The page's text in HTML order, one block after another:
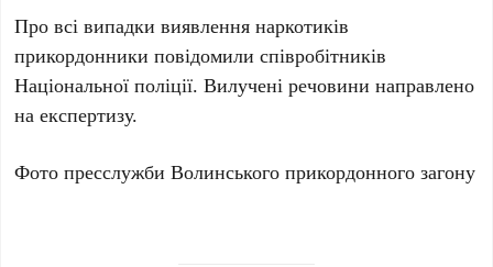
Про всі випадки виявлення наркотиків
прикордонники повідомили співробітників
Національної поліції. Вилучені речовини направлено
на експертизу.
Фото пресслужби Волинського прикордонного загону